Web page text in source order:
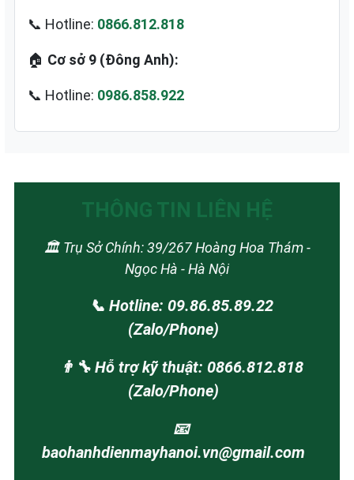
📞 Hotline: 0866.812.818
🏠 Cơ sở 9 (Đông Anh):
📞 Hotline: 0986.858.922
THÔNG TIN LIÊN HỆ
🏛️ Trụ Sở Chính: 39/267 Hoàng Hoa Thám -
Ngọc Hà - Hà Nội
📞 Hotline: 09.86.85.89.22
(Zalo/Phone)
👨‍🔧 Hỗ trợ kỹ thuật: 0866.812.818
(Zalo/Phone)
📧
baohanhdienmayhanoi.vn@gmail.com